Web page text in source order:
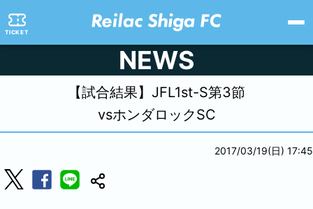
TICKET
NEWS
【試合結果】JFL1st-S第3節
vsホンダロックSC
2017/03/19(日) 17:45